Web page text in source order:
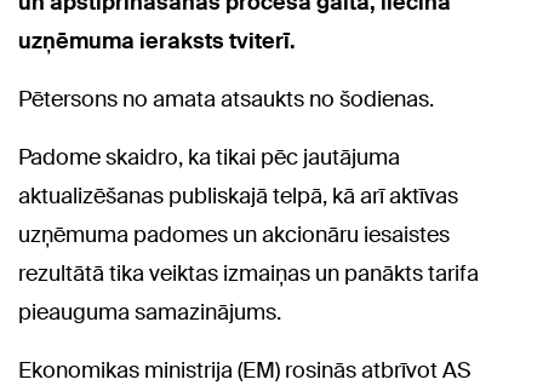
uzņēmuma ieraksts tviterī.
Pētersons no amata atsaukts no šodienas.
Padome skaidro, ka tikai pēc jautājuma
aktualizēšanas publiskajā telpā, kā arī aktīvas
uzņēmuma padomes un akcionāru iesaistes
rezultātā tika veiktas izmaiņas un panākts tarifa
pieauguma samazinājums.
Ekonomikas ministrija (EM) rosinās atbrīvot AS